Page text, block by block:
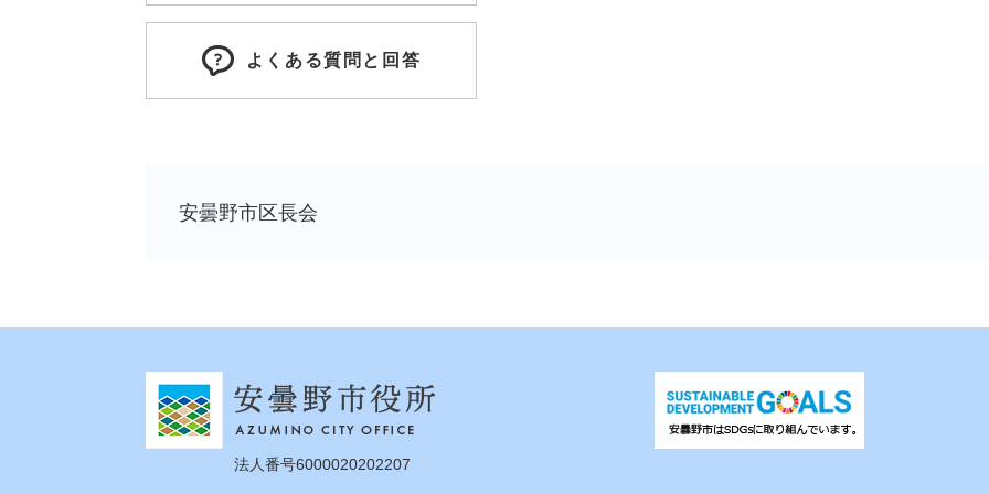
よくある質問と回答
安曇野市区長会
法人番号6000020202207